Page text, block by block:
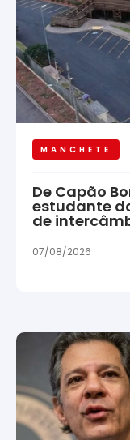
MANCHETE
De Capão
estudante
de
07/08/2026